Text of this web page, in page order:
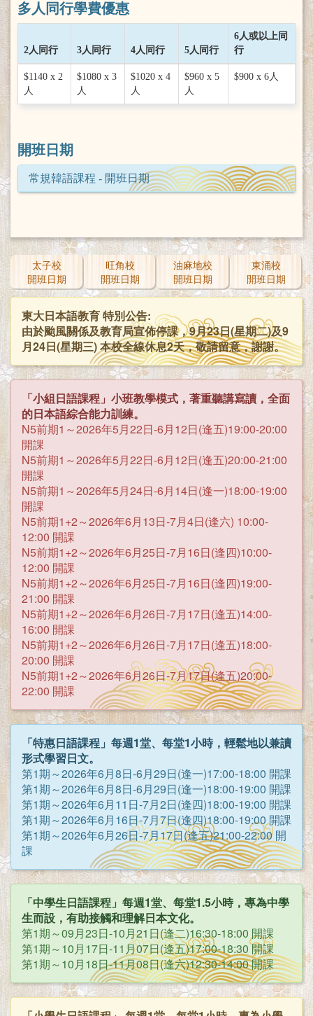
多人同行學費優惠
2人同行 3人同行 4人同行 5人同行
6人或以上同
行
$1140 x 2
人
$1080 x 3
人
$1020 x 4
人
$960 x 5
人
$900 x 6人
開班日期
常規韓語課程 - 開班日期
太子校
開班日期
旺角校
開班日期
油麻地校
開班日期
東涌校
開班日期
東大日本語教育 特別公告:
由於颱風關係及教育局宣佈停課，9月23日(星期二)及9
月24日(星期三) 本校全線休息2天，敬請留意，謝謝。
「小組日語課程」小班教學模式，著重聽講寫讀，全面
的日本語綜合能力訓練。
N5前期1～2026年5月22日-6月12日(逢五)19:00-20:00
開課
N5前期1～2026年5月22日-6月12日(逢五)20:00-21:00
開課
N5前期1～2026年5月24日-6月14日(逢一)18:00-19:00
開課
N5前期1+2～2026年6月13日-7月4日(逢六) 10:00-
12:00 開課
N5前期1+2～2026年6月25日-7月16日(逢四)10:00-
12:00 開課
N5前期1+2～2026年6月25日-7月16日(逢四)19:00-
21:00 開課
N5前期1+2～2026年6月26日-7月17日(逢五)14:00-
16:00 開課
N5前期1+2～2026年6月26日-7月17日(逢五)18:00-
20:00 開課
N5前期1+2～2026年6月26日-7月17日(逢五)20:00-
22:00 開課
「特惠日語課程」每週1堂、每堂1小時，輕鬆地以兼讀
形式學習日文。
第1期～2026年6月8日-6月29日(逢一)17:00-18:00 開課
第1期～2026年6月8日-6月29日(逢一)18:00-19:00 開課
第1期～2026年6月11日-7月2日(逢四)18:00-19:00 開課
第1期～2026年6月16日-7月7日(逢四)18:00-19:00 開課
第1期～2026年6月26日-7月17日(逢五)21:00-22:00 開
課
「中學生日語課程」每週1堂、每堂1.5小時，專為中學
生而設，有助接觸和理解日本文化。
第1期～09月23日-10月21日(逢二)16:30-18:00 開課
第1期～10月17日-11月07日(逢五)17:00-18:30 開課
第1期～10月18日-11月08日(逢六)12:30-14:00 開課